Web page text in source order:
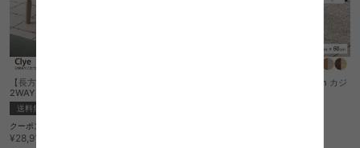
【長方形:天板 105cm×60cm】Clye
2WAYこたつテーブル
送料無料
クーポン利用で
¥28,910→
【正方形:天板 60cm×60cm】Milan カジ